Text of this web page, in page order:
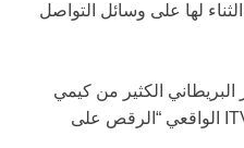
لها على وسائل التواصل
الكثير من كيمي
خلال فترة تنافسها في برنامج ITV الواقعي “الرقص على